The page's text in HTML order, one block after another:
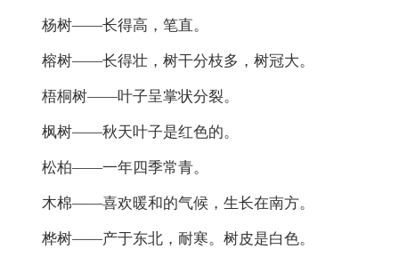
杨树——长得高，笔直。
榕树——长得壮，树干分枝多，树冠大。
梧桐树——叶子呈掌状分裂。
枫树——秋天叶子是红色的。
松柏——一年四季常青。
木棉——喜欢暖和的气候，生长在南方。
桦树——产于东北，耐寒。树皮是白色。